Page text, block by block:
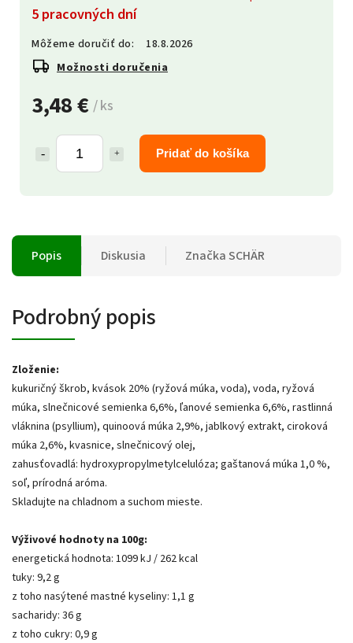
3,48 € / ks
Pridať do košíka
5 pracovných dní
Môžeme doručiť do:
18.8.2026
Možnosti doručenia
Popis Diskusia ZnačkaSCHÄR
Podrobný popis
Zloženie:
kukuričný škrob, kvások 20% (ryžová múka, voda), voda, ryžová
múka, slnečnicové semienka 6,6%, ľanové semienka 6,6%, rastlinná
vláknina (psyllium), quinoová múka 2,9%, jablkový extrakt, ciroková
múka 2,6%, kvasnice, slnečnicový olej,
zahusťovadlá: hydroxypropylmetylcelulóza; gaštanová múka 1,0 %,
soľ, prírodná aróma.
Skladujte na chladnom a suchom mieste.
Výživové hodnoty na 100g:
energetická hodnota: 1099 kJ / 262 kcal
tuky: 9,2 g
z toho nasýtené mastné kyseliny: 1,1 g
sacharidy: 36 g
z toho cukry: 0,9 g